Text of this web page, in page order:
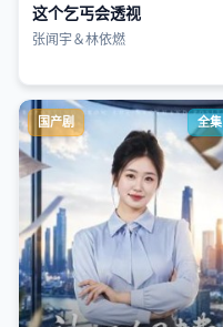
这个乞丐会透视
张闻宇＆林依燃
国产剧 全集